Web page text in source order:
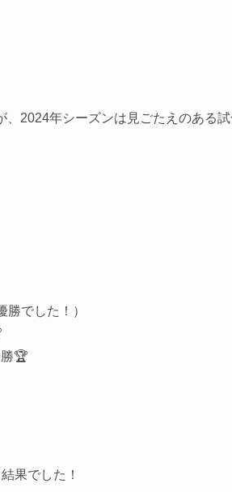
、2024年シーズンは見ごたえのある
でした！）
🏆
果でした！